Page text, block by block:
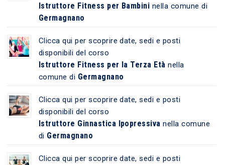
Istruttore Fitness per Bambini nella comune di
Germagnano
Clicca qui per scoprire date, sedi e posti
disponibili del corso
Istruttore Fitness per la Terza Età nella
comune di Germagnano
Clicca qui per scoprire date, sedi e posti
disponibili del corso
Istruttore Ginnastica Ipopressiva nella comune
di Germagnano
Clicca qui per scoprire date, sedi e posti